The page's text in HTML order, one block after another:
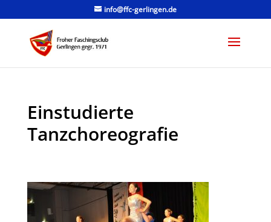
info@ffc-gerlingen.de
Einstudierte
Tanzchoreografie